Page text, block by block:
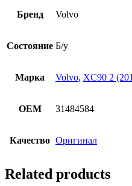
Бренд Volvo
Состояние Б/у
Марка Volvo, XC90 2
OEM 31484584
Качество Оригинал
Related products